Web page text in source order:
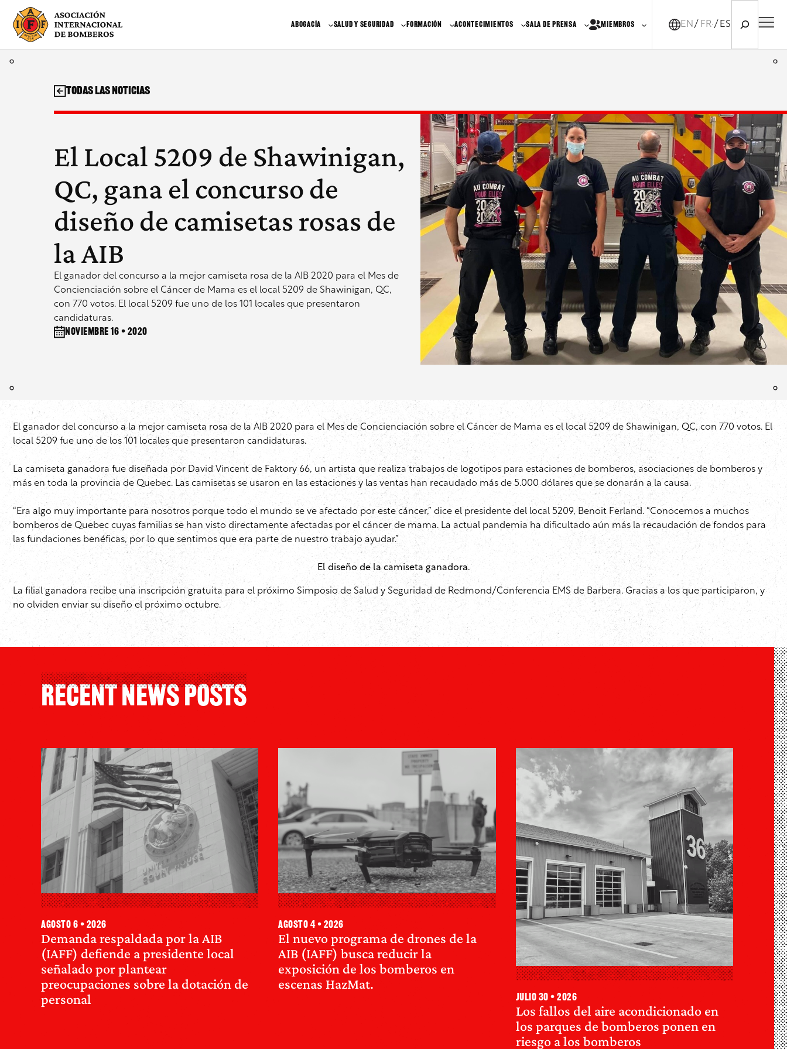
contenido
ABOGACÍA SALUD Y SEGURIDAD FORMACIÓN ACONTECIMIENTOS SALA DE PRENSA MIEMBROS EN FR-CA
ES
El Local 5209 de Shawinigan,
QC, gana el concurso de
diseño de camisetas rosas de
la AIB
El ganador del concurso a la mejor camiseta rosa de la AIB 2020 para el Mes de
Concienciación sobre el Cáncer de Mama es el local 5209 de Shawinigan, QC,
con 770 votos. El local 5209 fue uno de los 101 locales que presentaron
candidaturas.
noviembre 16 • 2020
Todas las noticias
El ganador del concurso a la mejor camiseta rosa de la AIB 2020 para el Mes de Concienciación sobre el Cáncer de Mama es el local 5209 de Shawinigan, QC, con 770 votos. El
local 5209 fue uno de los 101 locales que presentaron candidaturas.
La camiseta ganadora fue diseñada por David Vincent de Faktory 66, un artista que realiza trabajos de logotipos para estaciones de bomberos, asociaciones de bomberos y
más en toda la provincia de Quebec. Las camisetas se usaron en las estaciones y las ventas han recaudado más de 5.000 dólares que se donarán a la causa.
“Era algo muy importante para nosotros porque todo el mundo se ve afectado por este cáncer,” dice el presidente del local 5209, Benoit Ferland. “Conocemos a muchos
bomberos de Quebec cuyas familias se han visto directamente afectadas por el cáncer de mama. La actual pandemia ha dificultado aún más la recaudación de fondos para
las fundaciones benéficas, por lo que sentimos que era parte de nuestro trabajo ayudar.”
El diseño de la camiseta ganadora.
La filial ganadora recibe una inscripción gratuita para el próximo Simposio de Salud y Seguridad de Redmond/Conferencia EMS de Barbera. Gracias a los que participaron, y
no olviden enviar su diseño el próximo octubre.
Recent News Posts
Demanda respaldada por la AIB
(IAFF) defiende a presidente local
señalado por plantear
preocupaciones sobre la dotación de
personal
agosto 6 • 2026
El nuevo programa de drones de la
AIB (IAFF) busca reducir la
exposición de los bomberos en
escenas HazMat.
agosto 4 • 2026
Los fallos del aire acondicionado en
los parques de bomberos ponen en
riesgo a los bomberos
julio 30 • 2026